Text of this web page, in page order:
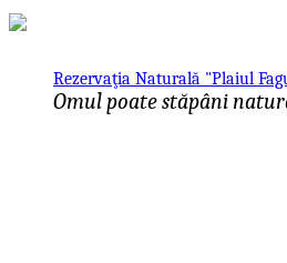
Rezervaţia Naturală "Plaiul
Omul poate stăpâni